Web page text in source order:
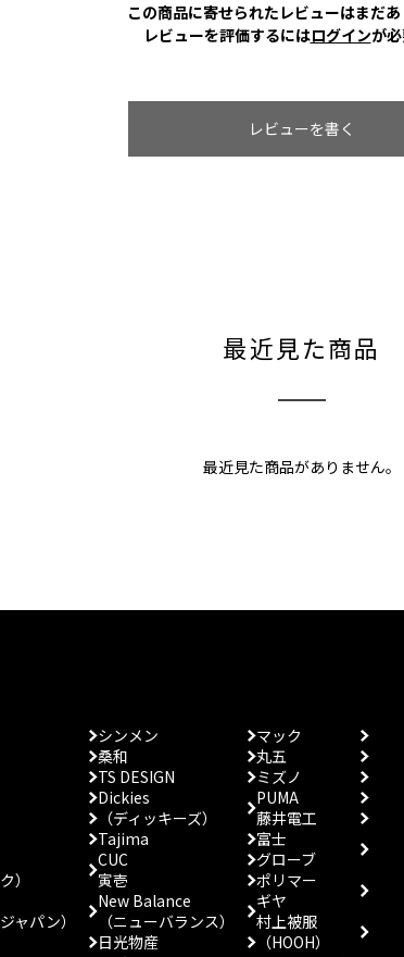
この商品に寄せられたレビューはまだあ
レビューを評価するにはログインが必
レビューを書く
最近見た商品
最近見た商品がありません。
）
ャパン）
シンメン
桑和
TS DESIGN
Dickies
（ディッキーズ）
Tajima
CUC
寅壱
New Balance
（ニューバランス）
日光物産
マック
丸五
ミズノ
PUMA
藤井電工
富士
グローブ
ポリマー
ギヤ
村上被服
（HOOH）